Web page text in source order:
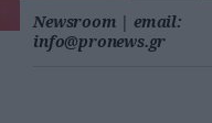
Newsroom | email:
info@pronews.gr